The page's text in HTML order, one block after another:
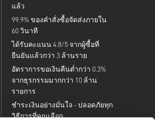
แล้ว
99.9% ของคำสั่งซื้อจัดส่งภายใน
60 วินาที
ได้รับคะแนน 4.8/5 จากผู้ซื้อที่
ยืนยันแล้วกว่า 3 ล้านราย
อัตราการขอเงินคืนต่ำกว่า 0.3%
จากธุรกรรมมากกว่า 10 ล้าน
รายการ
ชำระเงินอย่างมั่นใจ - ปลอดภัยทุก
วิธีการที่คุณเลือก